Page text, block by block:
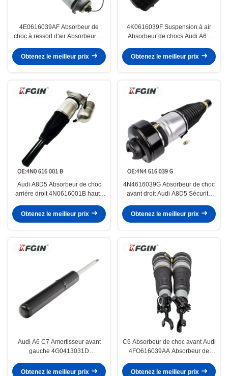
4E0616039AF Absorbeur de
choc à ressort d'air Absorbeur de
Obtenez le meilleur prix
4K0616039F Suspension à air
Absorbeur de chocs Audi A6L
Obtenez le meilleur prix
Audi A8D5 Absorbeur de choc
arrière droit 4N0616001B haute
Obtenez le meilleur prix
4N4616039G Absorbeur de choc
avant droit Audi A8D5 Sécurité
Obtenez le meilleur prix
Audi A6 C7 Amortisseur avant
gauche 4G0413031D
Obtenez le meilleur prix
C6 Absorbeur de choc avant Audi
4FO616039AA Absorbeur de
Obtenez le meilleur prix